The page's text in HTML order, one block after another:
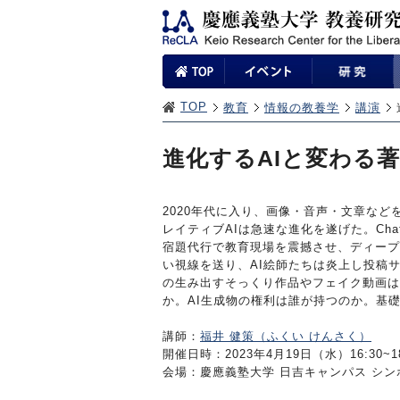
TOP 教育 情報の教養学 講演
進化するAIと変わる
2020年代に入り、画像・音声・文章など
レイティブAIは急速な進化を遂げた。
宿題代行で教育現場を震撼させ、ディー
い視線を送り、AI絵師たちは炎上し投稿
の生み出すそっくり作品やフェイク動画
か。AI生成物の権利は誰が持つのか。基
講師： 福井 健策（ふくい けんさく）
開催日時：2023年4月19日（水）
会場：慶應義塾大学 日吉キャンパス シ